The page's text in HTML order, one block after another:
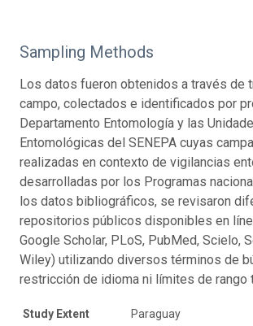
Sampling Methods
Los datos fueron obtenidos a través de
campo, colectados e identificados por
Departamento Entomología y las
Entomológicas del SENEPA cuyas
realizadas en contexto de vigilancias
desarrolladas por los Programas
los datos bibliográficos, se revisaron
repositorios públicos disponibles en
Google Scholar, PLoS, PubMed, Scielo,
Wiley) utilizando diversos términos de
restricción de idioma ni límites de rango
Study Extent
Paraguay